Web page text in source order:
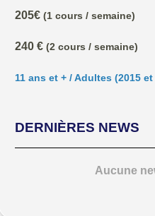
205€ (1 cours / semaine)
240 € (2 cours / semaine)
11 ans et + / Adultes (2015 et
DERNIÈRES NEWS
Aucune